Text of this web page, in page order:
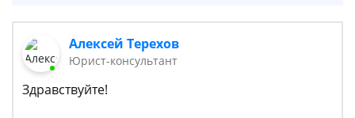
Алексей Терехов
Юрист-консультант
Здравствуйте!